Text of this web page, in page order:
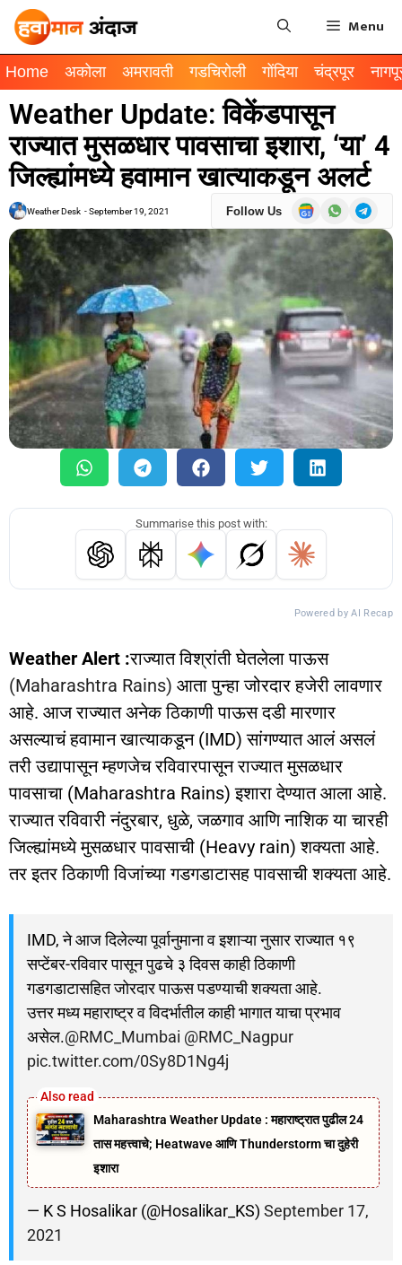
Menu
Home अकोला अमरावती गडचिरोली गोंदिया चंद्रपूर
Weather Update: विकेंडपासून
राज्यात मुसळधार पावसाचा इशारा, ‘या’ 4
जिल्ह्यांमध्ये हवामान खात्याकडून अलर्ट
Weather Desk -September 19, 2021 Follow Us
Summarise this post with:
Powered by AI Recap
Weather Alert :राज्यात विश्रांती घेतलेला पाऊस
(Maharashtra Rains) आता पुन्हा जोरदार हजेरी लावणार
आहे. आज राज्यात अनेक ठिकाणी पाऊस दडी मारणार
असल्याचं हवामान खात्याकडून (IMD) सांगण्यात आलं असलं
तरी उद्यापासून म्हणजेच रविवारपासून राज्यात मुसळधार
पावसाचा (Maharashtra Rains) इशारा देण्यात आला आहे.
राज्यात रविवारी नंदुरबार, धुळे, जळगाव आणि नाशिक या चारही
जिल्ह्यांमध्ये मुसळधार पावसाची (Heavy rain) शक्यता आहे.
तर इतर ठिकाणी विजांच्या गडगडाटासह पावसाची शक्यता आहे.
IMD, ने आज दिलेल्या पूर्वानुमाना व इशाऱ्या नुसार राज्यात १९
सप्टेंबर-रविवार पासून पुढचे ३ दिवस काही ठिकाणी
गडगडाटासहित जोरदार पाऊस पडण्याची शक्यता आहे.
उत्तर मध्य महाराष्ट्र व विदर्भातील काही भागात याचा प्रभाव
असेल.@RMC_Mumbai @RMC_Nagpur
pic.twitter.com/0Sy8D1Ng4j
Maharashtra Weather Update : महाराष्ट्रात पुढील 24
तास महत्त्वाचे; Heatwave आणि Thunderstorm चा दुहेरी
इशारा
— K S Hosalikar (@Hosalikar_KS) September 17,
2021